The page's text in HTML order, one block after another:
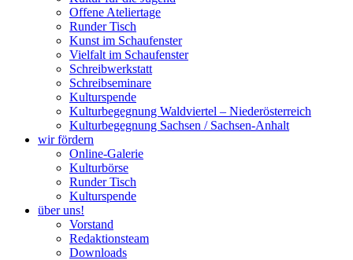
Offene Ateliertage
Runder Tisch
Kunst im Schaufenster
Vielfalt im Schaufenster
Schreibwerkstatt
Schreibseminare
Kulturspende
Kulturbegegnung Waldviertel – Niederösterreich
Kulturbegegnung Sachsen / Sachsen-Anhalt
wir fördern
Online-Galerie
Kulturbörse
Runder Tisch
Kulturspende
über uns!
Vorstand
Redaktionsteam
Downloads